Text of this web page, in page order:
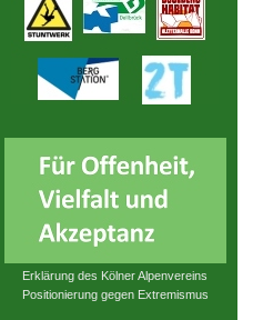
Erklärung des Kölner Alpenvereins
Positionierung gegen Extremismus